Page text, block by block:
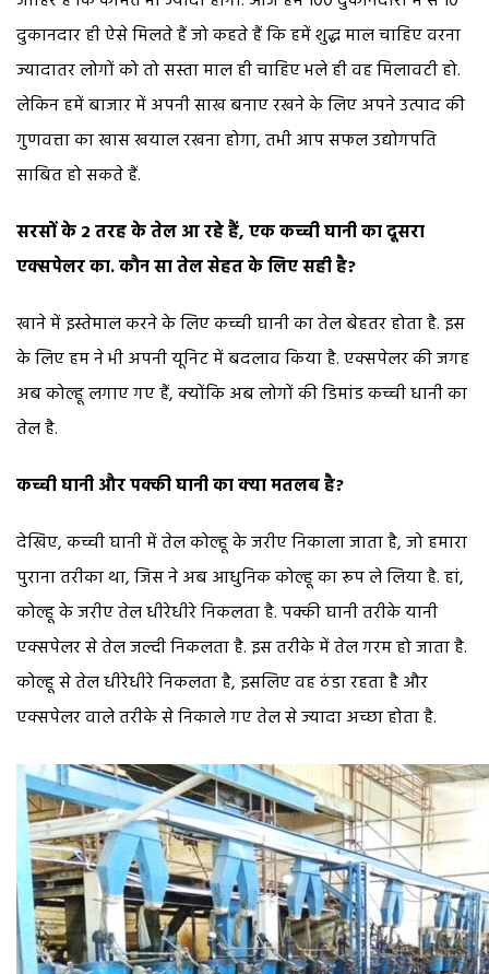
दुकानदार ही ऐसे मिलते हैं जो कहते हैं कि हमें शुद्ध माल चाहिए वरना
ज्यादातर लोगों को तो सस्ता माल ही चाहिए भले ही वह मिलावटी हो.
लेकिन हमें बाजार में अपनी साख बनाए रखने के लिए अपने उत्पाद की
गुणवत्ता का खास खयाल रखना होगा, तभी आप सफल उद्योगपति
साबित हो सकते हैं.
सरसों के 2 तरह के तेल आ रहे हैं, एक कच्ची घानी का दूसरा
एक्सपेलर का. कौन सा तेल सेहत के लिए सही है?
खाने में इस्तेमाल करने के लिए कच्ची घानी का तेल बेहतर होता है. इस
के लिए हम ने भी अपनी यूनिट में बदलाव किया है. एक्सपेलर की जगह
अब कोल्हू लगाए गए हैं, क्योंकि अब लोगों की डिमांड कच्ची धानी का
तेल है.
कच्ची घानी और पक्की घानी का क्या मतलब है?
देखिए, कच्ची घानी में तेल कोल्हू के जरीए निकाला जाता है, जो हमारा
पुराना तरीका था, जिस ने अब आधुनिक कोल्हू का रूप ले लिया है. हां,
कोल्हू के जरीए तेल धीरेधीरे निकलता है. पक्की घानी तरीके यानी
एक्सपेलर से तेल जल्दी निकलता है. इस तरीके में तेल गरम हो जाता है.
कोल्हू से तेल धीरेधीरे निकलता है, इसलिए वह ठंडा रहता है और
एक्सपेलर वाले तरीके से निकाले गए तेल से ज्यादा अच्छा होता है.